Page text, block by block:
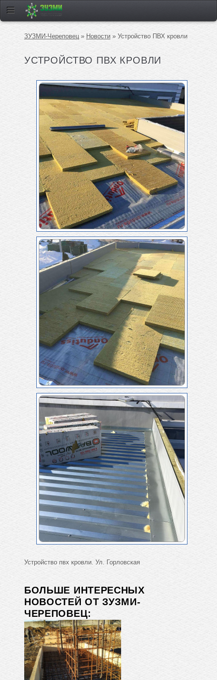
ЗУЗМИ-Череповец » Новости » Устройство ПВХ кровли
УСТРОЙСТВО ПВХ КРОВЛИ
Устройство пвх кровли. Ул. Горловская
БОЛЬШЕ ИНТЕРЕСНЫХ
НОВОСТЕЙ ОТ ЗУЗМИ-
ЧЕРЕПОВЕЦ: